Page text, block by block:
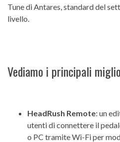
Tune di Antares, standard del
livello.
Vediamo i principali
HeadRush Remote: un
utenti di connettere il
o PC tramite Wi-Fi per